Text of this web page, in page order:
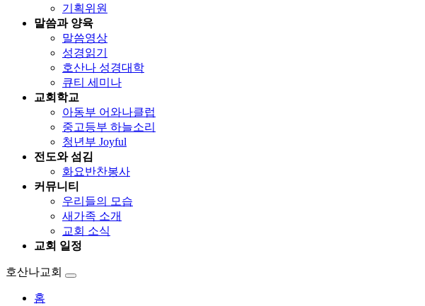
기획위원
말씀과 양육
말씀영상
성경읽기
호산나 성경대학
큐티 세미나
교회학교
아동부 어와나클럽
중고등부 하늘소리
청년부 Joyful
전도와 섬김
화요반찬봉사
커뮤니티
우리들의 모습
새가족 소개
교회 소식
교회 일정
호산나교회
홈